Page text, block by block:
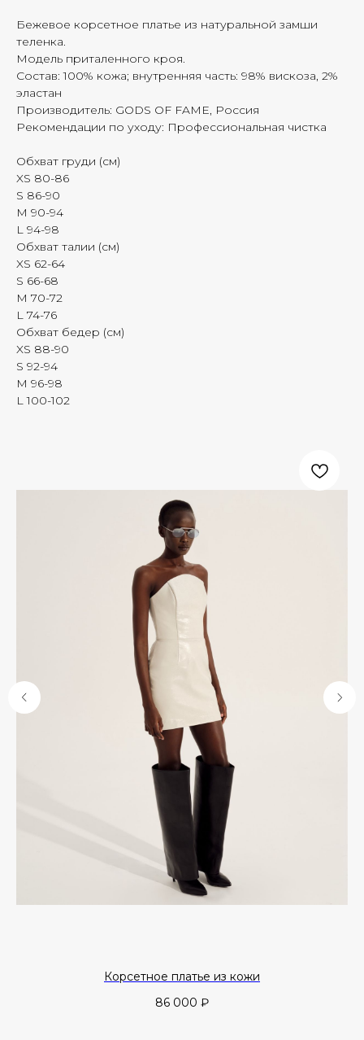
Бежевое корсетное платье из натуральной замши
теленка.
Модель приталенного кроя.
Состав: 100% кожа; внутренняя часть: 98% вискоза, 2%
эластан
Производитель: GODS OF FAME, Россия
Рекомендации по уходу: Профессиональная чистка
Обхват груди (см)
XS 80-86
S 86-90
M 90-94
L 94-98
Обхват талии (см)
XS 62-64
S 66-68
M 70-72
L 74-76
Обхват бедер (см)
XS 88-90
S 92-94
M 96-98
L 100-102
Корсетное платье из кожи
86 000 ₽